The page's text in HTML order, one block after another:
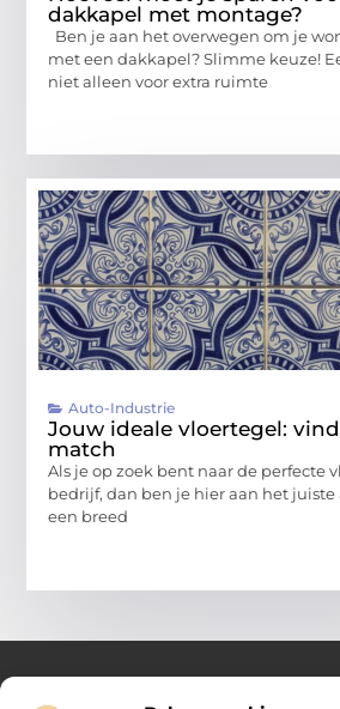
dakkapel met montage?
Ben je aan het overwegen om je
met een dakkapel? Slimme keuze!
niet alleen voor extra ruimte
Auto-Industrie
Jouw ideale vloertegel:
match
Als je op zoek bent naar de perfecte
bedrijf, dan ben je hier aan het juiste
een breed